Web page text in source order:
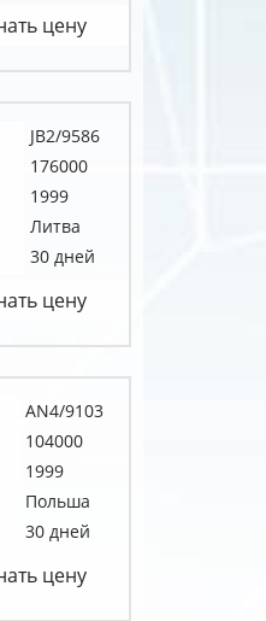
цену
JB2/9586
176000
1999
Литва
30 дней
цену
AN4/9103
104000
1999
Польша
30 дней
цену